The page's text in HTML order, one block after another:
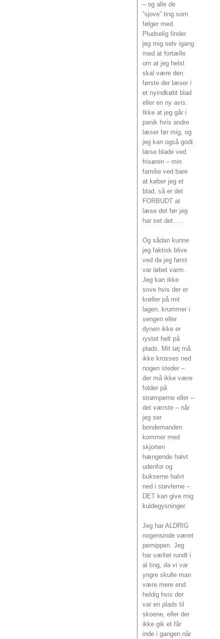
– og alle de
“sjove” ting som
følger med.
Pludselig finder
jeg mig selv igang
med at fortælle
om at jeg helst
skal være den
første der læser i
et nyindkøbt blad
eller en ny avis.
Ikke at jeg går i
panik hvis andre
læser før mig, og
jeg kan også godt
læse blade ved
frisøren – min
familie ved bare
at køber jeg et
blad, så er det
FORBUDT at
læse det før jeg
har set det…..
Og sådan kunne
jeg faktisk blive
ved da jeg først
var løbet varm.
Jeg kan ikke
sove hvis der er
krøller på mit
lagen, krummer i
sengen eller
dynen ikke er
rystet helt på
plads. Mit tøj må
ikke krosses ned
nogen steder –
der må ikke være
folder på
strømperne eller –
det værste – når
jeg ser
bondemanden
kommer med
skjorten
hængende halvt
udenfor og
bukserne halvt
ned i støvlerne –
DET kan give mig
kuldegysninger.
Jeg har ALDRIG
nogensinde været
pernippen. Jeg
har væltet rundt i
al ting, da vi var
yngre skulle man
være mere end
heldig hvis der
var en plads til
skoene, eller der
ikke gik et får
inde i gangen når